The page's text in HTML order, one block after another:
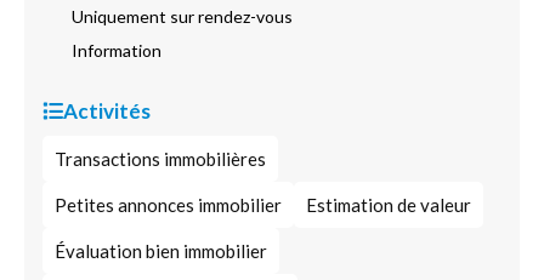
Uniquement sur rendez-vous
Information
Activités
Transactions immobilières
Petites annonces immobilier Estimation de valeur
Évaluation bien immobilier